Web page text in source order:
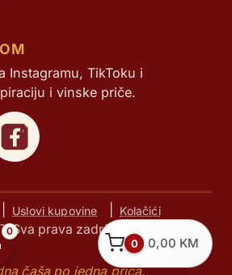
0 0,00 KM
Instagramu, TikToku i
i vinske priče.
Uslovi kupovine Kolačići
Sva prava zadržana.
čaša po jedna priča.
0